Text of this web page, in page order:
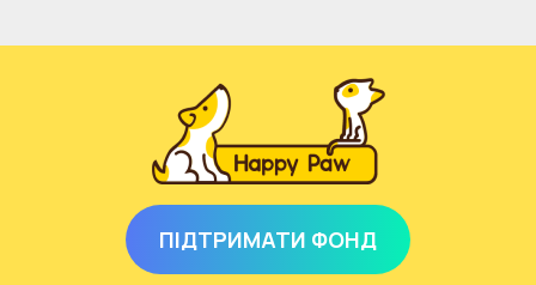
ПІДТРИМАТИ ФОНД